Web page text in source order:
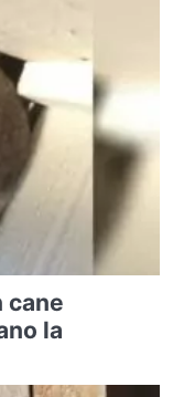
cane
la